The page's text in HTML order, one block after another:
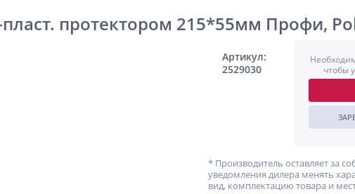
протектором 215*55мм Профи,
Артикул:
2529030
чтобы
* Производитель оставляет за
уведомления дилера менять
вид, комплектацию товара и